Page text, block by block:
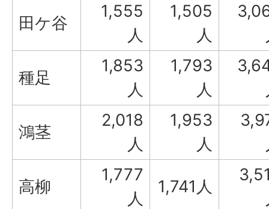
田ケ谷
1,555
人
1,505
人
種足
1,853
人
1,793
人
鴻茎
2,018
人
1,953
人
高柳
1,777
人
1,741人